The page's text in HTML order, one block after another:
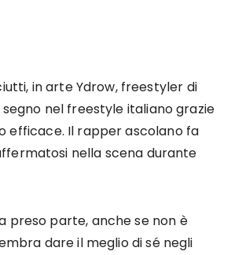
in arte Ydrow, freestyler di
nel freestyle italiano grazie
efficace. Il rapper ascolano fa
nella scena durante
preso parte, anche se non è
dare il meglio di sé negli